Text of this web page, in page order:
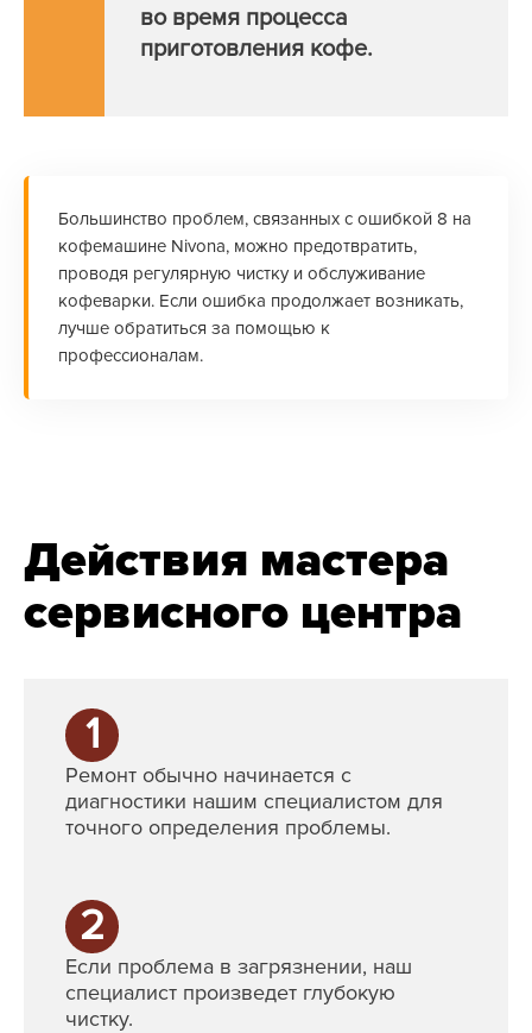
во время процесса
приготовления кофе.
Большинство проблем, связанных с ошибкой 8 на
кофемашине Nivona, можно предотвратить,
проводя регулярную чистку и обслуживание
кофеварки. Если ошибка продолжает возникать,
лучше обратиться за помощью к
профессионалам.
Действия мастера
сервисного центра
1
Ремонт обычно начинается с
диагностики нашим специалистом для
точного определения проблемы.
2
Если проблема в загрязнении, наш
специалист произведет глубокую
чистку.